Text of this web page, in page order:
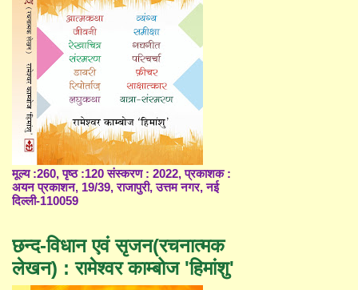
मूल्य :260, पृष्ठ :120 संस्करण : 2022, प्रकाशक :
अयन प्रकाशन, 19/39, राजापुरी, उत्तम नगर, नई
दिल्ली-110059
छन्द-विधान एवं सृजन(रचनात्मक
लेखन) : रामेश्वर काम्बोज 'हिमांशु'